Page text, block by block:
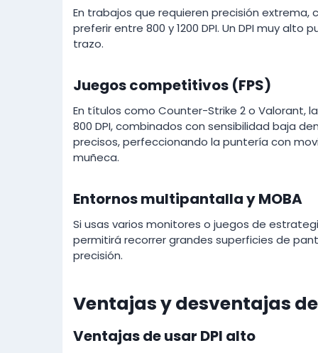
En trabajos que requieren precisión
preferir entre 800 y 1200 DPI. Un DPI muy
trazo.
Juegos competitivos (FPS)
En títulos como Counter-Strike 2 o Valorant,
800 DPI, combinados con sensibilidad baja
precisos, perfeccionando la puntería con
muñeca.
Entornos multipantalla y MOBA
Si usas varios monitores o juegos de
permitirá recorrer grandes superficies de
precisión.
Ventajas y desventajas
Ventajas de usar DPI alto